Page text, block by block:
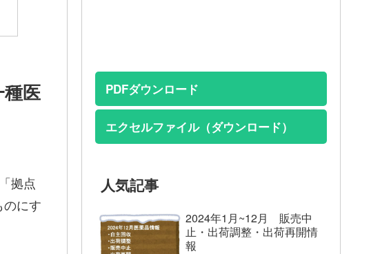
医
拠点
にす
PDFダウンロード
エクセルファイル（ダウンロード）
人気記事
2024年1月~12月 販売中
止・出荷調整・出荷再開情
報